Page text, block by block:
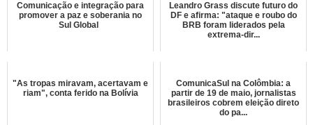
Comunicação e integração para
promover a paz e soberania no
Sul Global
Leandro Grass discute futuro do
DF e afirma: "ataque e roubo do
BRB foram liderados pela
extrema-dir...
"As tropas miravam, acertavam e
riam", conta ferido na Bolívia
ComunicaSul na Colômbia: a
partir de 19 de maio, jornalistas
brasileiros cobrem eleição direto
do pa...